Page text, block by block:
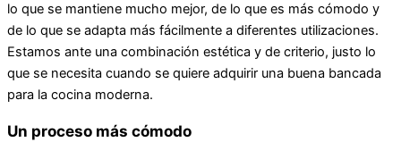
lo que se mantiene mucho mejor, de lo que es más cómodo y
de lo que se adapta más fácilmente a diferentes utilizaciones.
Estamos ante una combinación estética y de criterio, justo lo
que se necesita cuando se quiere adquirir una buena bancada
para la cocina moderna.
Un proceso más cómodo